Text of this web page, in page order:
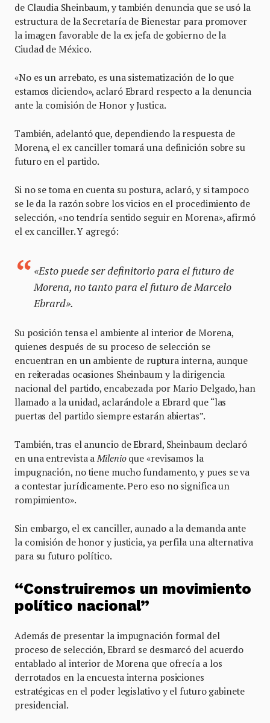
de Claudia Sheinbaum, y también denuncia que se usó la
estructura de la Secretaría de Bienestar para promover
la imagen favorable de la ex jefa de gobierno de la
Ciudad de México.
«No es un arrebato, es una sistematización de lo que
estamos diciendo», aclaró Ebrard respecto a la denuncia
ante la comisión de Honor y Justica.
También, adelantó que, dependiendo la respuesta de
Morena, el ex canciller tomará una definición sobre su
futuro en el partido.
Si no se toma en cuenta su postura, aclaró, y si tampoco
se le da la razón sobre los vicios en el procedimiento de
selección, «no tendría sentido seguir en Morena», afirmó
el ex canciller. Y agregó:
«Esto puede ser definitorio para el futuro de
Morena, no tanto para el futuro de Marcelo
Ebrard».
Su posición tensa el ambiente al interior de Morena,
quienes después de su proceso de selección se
encuentran en un ambiente de ruptura interna, aunque
en reiteradas ocasiones Sheinbaum y la dirigencia
nacional del partido, encabezada por Mario Delgado, han
llamado a la unidad, aclarándole a Ebrard que “las
puertas del partido siempre estarán abiertas”.
También, tras el anuncio de Ebrard, Sheinbaum declaró
en una entrevista aMilenioque «revisamos la
impugnación, no tiene mucho fundamento, y pues se va
a contestar jurídicamente. Pero eso no significa un
rompimiento».
Sin embargo, el ex canciller, aunado a la demanda ante
la comisión de honor y justicia, ya perfila una alternativa
para su futuro político.
“Construiremos un movimiento
político nacional”
Además de presentar la impugnación formal del
proceso de selección, Ebrard se desmarcó del acuerdo
entablado al interior de Morena que ofrecía a los
derrotados en la encuesta interna posiciones
estratégicas en el poder legislativo y el futuro gabinete
presidencial.